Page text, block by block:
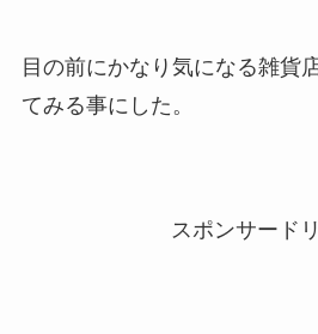
目の前にかなり気になる雑貨
てみる事にした。
スポンサード